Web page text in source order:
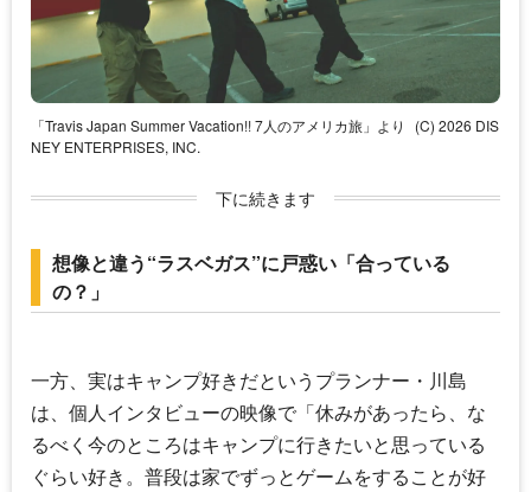
「Travis Japan Summer Vacation!! 7人のアメリカ旅」より
(C) 2026 DIS
NEY ENTERPRISES, INC.
下に続きます
想像と違う“ラスベガス”に戸惑い「合っている
の？」
一方、実はキャンプ好きだというプランナー・川島
は、個人インタビューの映像で「休みがあったら、な
るべく今のところはキャンプに行きたいと思っている
ぐらい好き。普段は家でずっとゲームをすることが好